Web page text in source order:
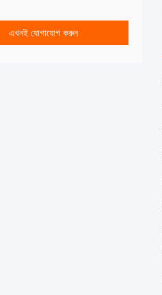
এখনই যোগাযোগ করুন